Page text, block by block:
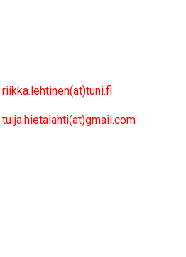
riikka.lehtinen(at)tuni.fi
tuija.hietalahti(at)gmail.com